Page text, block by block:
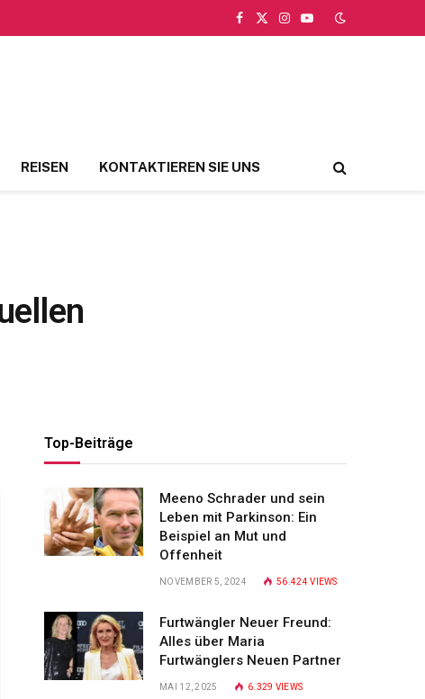
Facebook
X
Instagram
YouTube
REISEN KONTAKTIEREN SIE UNS
Top-Beiträge
Meeno Schrader und sein
Leben mit Parkinson: Ein
Beispiel an Mut und
Offenheit
NOVEMBER 5, 2024 56.424VIEWS
Furtwängler Neuer Freund:
Alles über Maria
Furtwänglers Neuen Partner
MAI 12, 2025 6.329 VIEWS